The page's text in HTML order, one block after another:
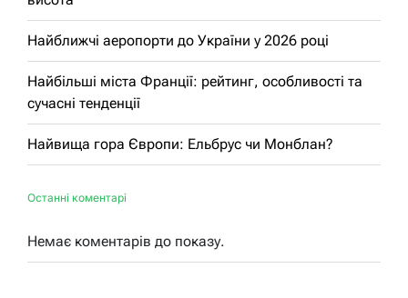
Найближчі аеропорти до України у 2026 році
Найбільші міста Франції: рейтинг, особливості та
сучасні тенденції
Найвища гора Європи: Ельбрус чи Монблан?
Останні коментарі
Немає коментарів до показу.